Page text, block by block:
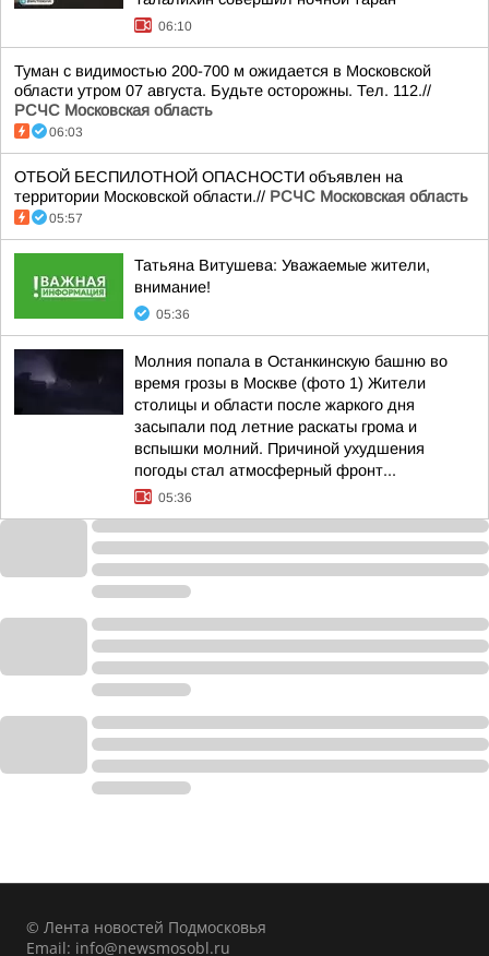
06:10
Туман с видимостью 200-700 м ожидается в Московской
области утром 07 августа. Будьте осторожны. Тел. 112.//
РСЧС Московская область
06:03
ОТБОЙ БЕСПИЛОТНОЙ ОПАСНОСТИ объявлен на
территории Московской области.// РСЧС Московская область
05:57
Татьяна Витушева: Уважаемые жители,
внимание!
05:36
Молния попала в Останкинскую башню во
время грозы в Москве (фото 1) Жители
столицы и области после жаркого дня
засыпали под летние раскаты грома и
вспышки молний. Причиной ухудшения
погоды стал атмосферный фронт...
05:36
© Лента новостей Подмосковья
Email: info@newsmosobl.ru